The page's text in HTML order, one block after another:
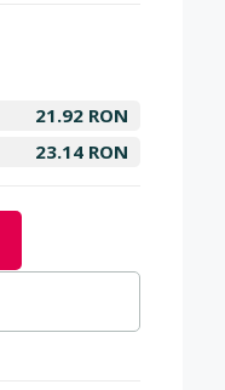
21.92 RON
23.14 RON